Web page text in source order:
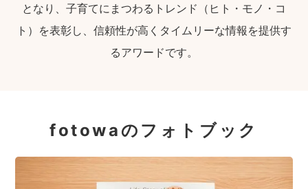
となり、子育てにまつわるトレンド（ヒト・モノ・コ
ト）を表彰し、信頼性が高くタイムリーな情報を提供す
るアワードです。
fotowaのフォトブック